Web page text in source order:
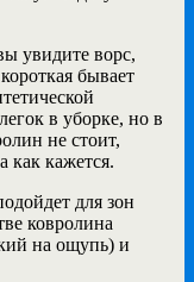
увидите ворс,
бывает
в уборке, но в
не стоит,
как кажется.
для зон
ковролина
на ощупь) и